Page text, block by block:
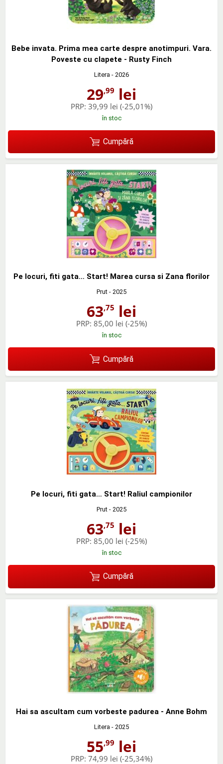
Bebe invata. Prima mea carte despre anotimpuri. Vara.
Poveste cu clapete - Rusty Finch
Litera - 2026
29,99 lei
PRP: 39,99 lei (-25,01%)
în stoc
Cumpără
Pe locuri, fiti gata… Start! Marea cursa si Zana florilor
Prut - 2025
63,75 lei
PRP: 85,00 lei (-25%)
în stoc
Cumpără
Pe locuri, fiti gata… Start! Raliul campionilor
Prut - 2025
63,75 lei
PRP: 85,00 lei (-25%)
în stoc
Cumpără
Hai sa ascultam cum vorbeste padurea - Anne Bohm
Litera - 2025
55,99 lei
PRP: 74,99 lei (-25,34%)